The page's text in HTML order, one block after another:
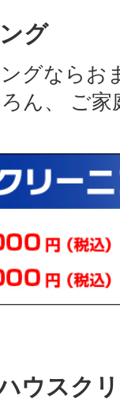
グ
グならお
ん、 ご
ウスク